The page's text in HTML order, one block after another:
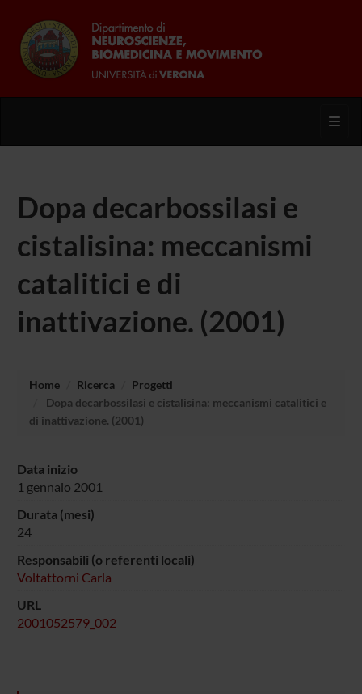
Dopa decarbossilasi e
cistalisina: meccanismi
catalitici e di
inattivazione. (2001)
Home Ricerca
Progetti
Dopa decarbossilasi e cistalisina: meccanismi catalitici e
di inattivazione. (2001)
Data inizio
1 gennaio 2001
Durata (mesi)
24
Responsabili (o referenti locali)
Voltattorni Carla
URL
2001052579_002